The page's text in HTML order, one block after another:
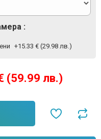
(59.99 лв.)
:
+15.33 € (29.98 лв.)